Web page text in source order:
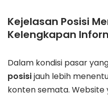
Kejelasan Posisi
Kelengkapan
Dalam kondisi pasar
posisijauh lebih
konten semata.